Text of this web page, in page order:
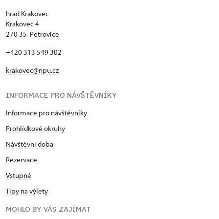
Průkaz zaměstnance NPÚ (+ až 3 rodinní
příslušníci)
Průkaz Náš člověk *
* Platí pouze pro jednu osobu (držitele
hrad Krakovec
Krakovec 4
270 35 Petrovice
+420 313 549 302
krakovec@npu.cz
INFORMACE PRO NÁVŠTĚVNÍKY
Informace pro návštěvníky
Prohlídkové okruhy
Návštěvní doba
Rezervace
Vstupné
Tipy na výlety
MOHLO BY VÁS ZAJÍMAT